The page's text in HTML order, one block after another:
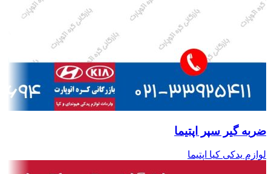
ضربه گیر سپر اپتیما
لوازم یدکی کیا اپتیما